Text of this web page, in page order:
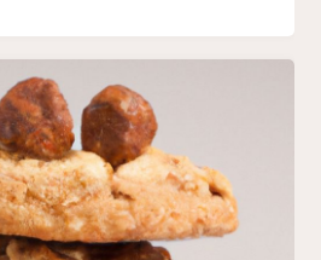
–
RECETTE
DELICAROOM"